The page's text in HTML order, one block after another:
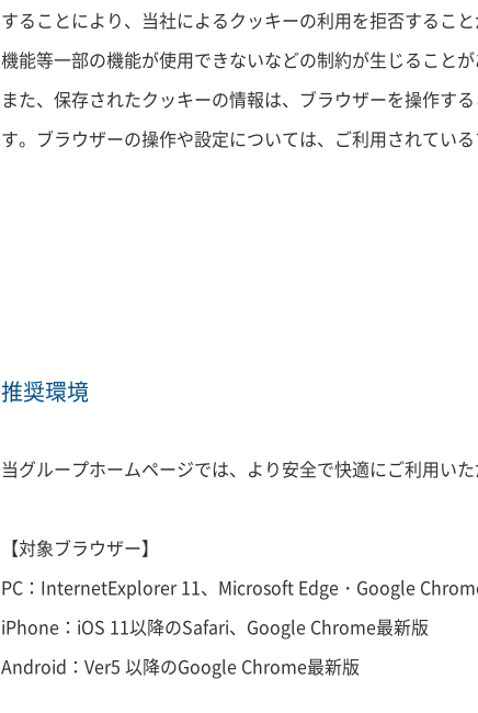
することにより、当社によるクッキーの利用を拒否するこ
機能等一部の機能が使用できないなどの制約が生じることが
また、保存されたクッキーの情報は、ブラウザーを操作す
す。ブラウザーの操作や設定については、ご利用されてい
推奨環境
当グループホームページでは、より安全で快適にご利用い
【対象ブラウザー】
PC：InternetExplorer 11、Microsoft Edge・Google
iPhone：iOS 11以降のSafari、Google Chrome最新版
Android：Ver5 以降のGoogle Chrome最新版